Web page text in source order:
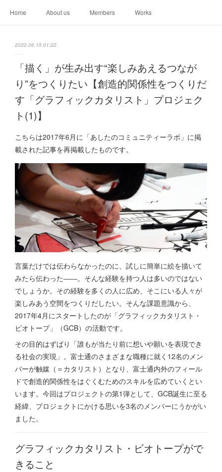
Home About us Members Works
2022.06.15 01:22
「描く」が生み出す“楽しみあえるつなが
り”をつくりたい【創造的関係性をつくりだ
す「グラフィックカタリスト」プロジェク
ト(1)】
こちらは2017年6月に「あしたのコミュニティーラボ」に掲
載された記事を再掲載したものです。
言葉だけでは伝わらなかったのに、試しに簡単に絵を描いて
みたら伝わった――。そんな経験を持つ人は多いのではない
でしょうか。その経験を多くの人に広め、そこにいる人々が
楽しみあう空間をつくりだしたい。そんな課題意識から、
2017年4月にスタートしたのが「グラフィックカタリスト・
ビオトープ」（GCB）の活動です。
その目的はずばり「誰もが当たり前に想いや願いを表現でき
る社会の実現」。富士通のさまざまな職種に就く12名のメン
バーが触媒（＝カタリスト）となり、富士通内外のフィール
ドで創造的関係性をはぐくむためのスキルを広めていくとい
います。今回はプロジェクトの第1弾として、GCB誕生に至る
経緯、プロジェクトにかける思いを3名のメンバーにうかがい
ました。
グラフィックカタリスト・ビオトープがで
きること